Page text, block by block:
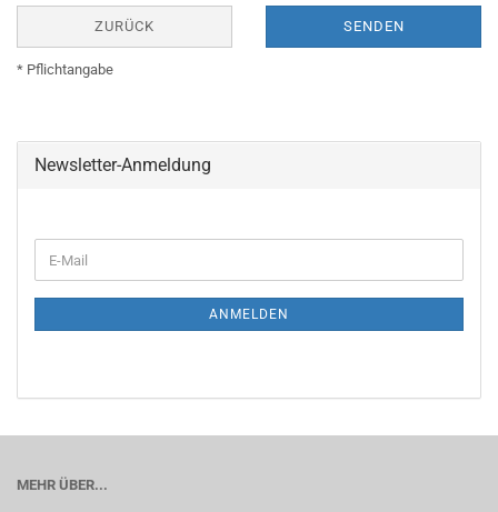
ZURÜCK SENDEN
* Pflichtangabe
Newsletter-Anmeldung
ZUR
E-
Mail
ANMELDEN
MEHR ÜBER...